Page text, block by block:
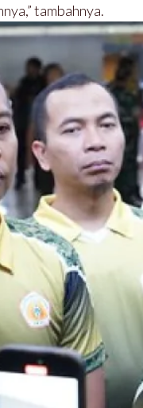
tambahnya.